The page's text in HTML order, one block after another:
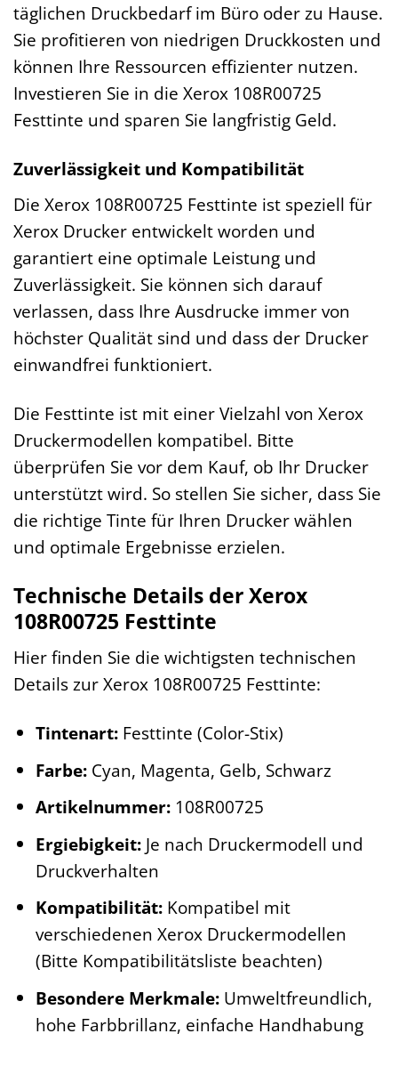
täglichen Druckbedarf im Büro oder zu Hause.
Sie profitieren von niedrigen Druckkosten und
können Ihre Ressourcen effizienter nutzen.
Investieren Sie in die Xerox 108R00725
Festtinte und sparen Sie langfristig Geld.
Zuverlässigkeit und Kompatibilität
Die Xerox 108R00725 Festtinte ist speziell für
Xerox Drucker entwickelt worden und
garantiert eine optimale Leistung und
Zuverlässigkeit. Sie können sich darauf
verlassen, dass Ihre Ausdrucke immer von
höchster Qualität sind und dass der Drucker
einwandfrei funktioniert.
Die Festtinte ist mit einer Vielzahl von Xerox
Druckermodellen kompatibel. Bitte
überprüfen Sie vor dem Kauf, ob Ihr Drucker
unterstützt wird. So stellen Sie sicher, dass Sie
die richtige Tinte für Ihren Drucker wählen
und optimale Ergebnisse erzielen.
Technische Details der Xerox
108R00725 Festtinte
Hier finden Sie die wichtigsten technischen
Details zur Xerox 108R00725 Festtinte:
Tintenart:Festtinte (Color-Stix)
Farbe:Cyan, Magenta, Gelb, Schwarz
Artikelnummer:108R00725
Ergiebigkeit:Je nach Druckermodell und
Druckverhalten
Kompatibilität:Kompatibel mit
verschiedenen Xerox Druckermodellen
(Bitte Kompatibilitätsliste beachten)
Besondere Merkmale:Umweltfreundlich,
hohe Farbbrillanz, einfache Handhabung